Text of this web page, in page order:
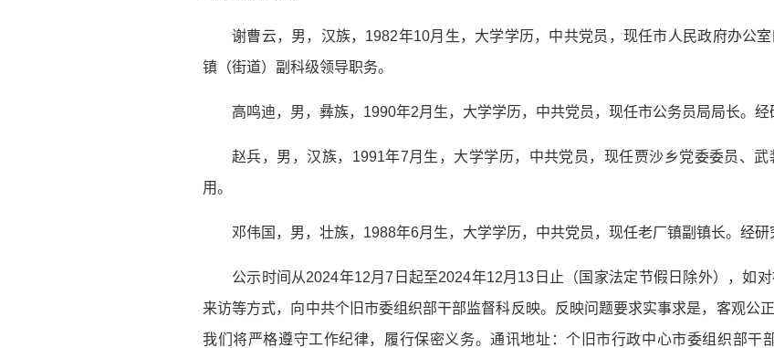
谢曹云，男，汉族，1982年10月生，大学学历，中共党员，现任市人民政府办公
镇（街道）副科级领导职务。
高鸣迪，男，彝族，1990年2月生，大学学历，中共党员，现任市公务员局局长。经
赵兵，男，汉族，1991年7月生，大学学历，中共党员，现任贾沙乡党委委员、
用。
邓伟国，男，壮族，1988年6月生，大学学历，中共党员，现任老厂镇副镇长。经研
公示时间从2024年12月7日起至2024年12月13日止（国家法定节假日除外），如
来访等方式，向中共个旧市委组织部干部监督科反映。反映问题要求实事求是，客观公
我们将严格遵守工作纪律，履行保密义务。通讯地址：个旧市行政中心市委组织部干